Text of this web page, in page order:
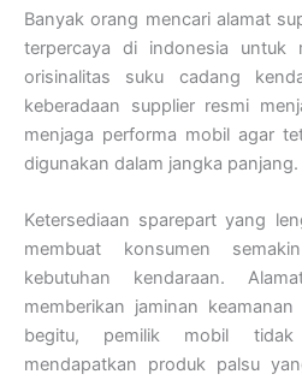
Banyak orang mencari alamat
terpercaya di indonesia untuk
orisinalitas suku cadang
keberadaan supplier resmi
menjaga performa mobil agar
digunakan dalam jangka panjang.
Ketersediaan sparepart yang
membuat konsumen
kebutuhan kendaraan.
memberikan jaminan
begitu, pemilik mobil
mendapatkan produk palsu